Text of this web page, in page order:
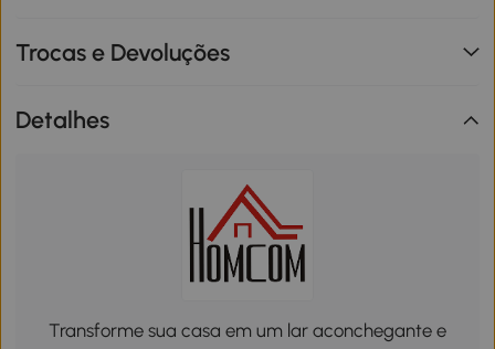
Trocas e Devoluções
Detalhes
Transforme sua casa em um lar aconchegante e